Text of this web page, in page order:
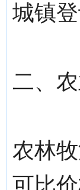
城镇
二、
农林
可比